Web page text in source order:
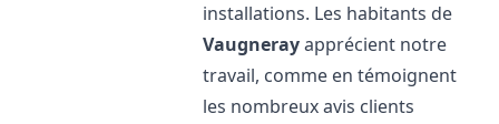
installations. Les habitants de
Vaugnerayapprécient notre
travail, comme en témoignent
les nombreux avis clients